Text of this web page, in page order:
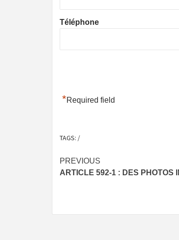
Téléphone
*Required field
TAGS: /
Post
navigation
PREVIOUS
ARTICLE 592-1 : DES PHOTOS